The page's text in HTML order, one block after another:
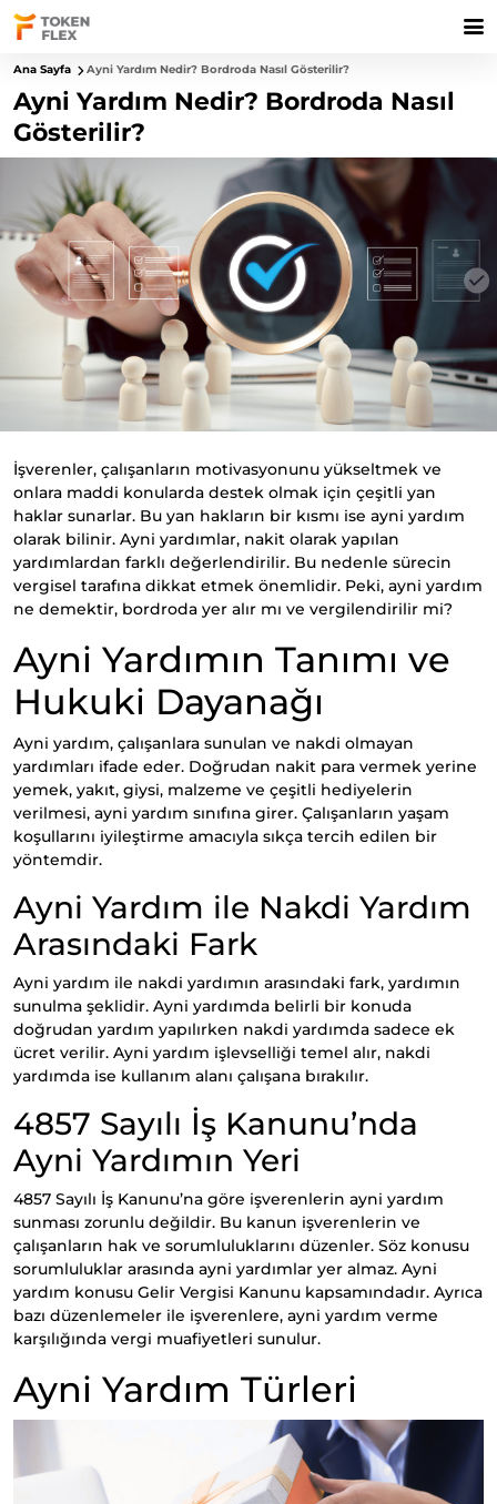
Ana Sayfa Ayni Yardım Nedir? Bordroda Nasıl Gösterilir?
Ayni Yardım Nedir? Bordroda Nasıl
Gösterilir?
İşverenler, çalışanların motivasyonunu yükseltmek ve
onlara maddi konularda destek olmak için çeşitli yan
haklar sunarlar. Bu yan hakların bir kısmı ise ayni yardım
olarak bilinir. Ayni yardımlar, nakit olarak yapılan
yardımlardan farklı değerlendirilir. Bu nedenle sürecin
vergisel tarafına dikkat etmek önemlidir. Peki, ayni yardım
ne demektir, bordroda yer alır mı ve vergilendirilir mi?
Ayni Yardımın Tanımı ve
Hukuki Dayanağı
Ayni yardım, çalışanlara sunulan ve nakdi olmayan
yardımları ifade eder. Doğrudan nakit para vermek yerine
yemek, yakıt, giysi, malzeme ve çeşitli hediyelerin
verilmesi, ayni yardım sınıfına girer. Çalışanların yaşam
koşullarını iyileştirme amacıyla sıkça tercih edilen bir
yöntemdir.
Ayni Yardım ile Nakdi Yardım
Arasındaki Fark
Ayni yardım ile nakdi yardımın arasındaki fark, yardımın
sunulma şeklidir. Ayni yardımda belirli bir konuda
doğrudan yardım yapılırken nakdi yardımda sadece ek
ücret verilir. Ayni yardım işlevselliği temel alır, nakdi
yardımda ise kullanım alanı çalışana bırakılır.
4857 Sayılı İş Kanunu’nda
Ayni Yardımın Yeri
4857 Sayılı İş Kanunu’na göre işverenlerin ayni yardım
sunması zorunlu değildir. Bu kanun işverenlerin ve
çalışanların hak ve sorumluluklarını düzenler. Söz konusu
sorumluluklar arasında ayni yardımlar yer almaz. Ayni
yardım konusu Gelir Vergisi Kanunu kapsamındadır. Ayrıca
bazı düzenlemeler ile işverenlere, ayni yardım verme
karşılığında vergi muafiyetleri sunulur.
Ayni Yardım Türleri